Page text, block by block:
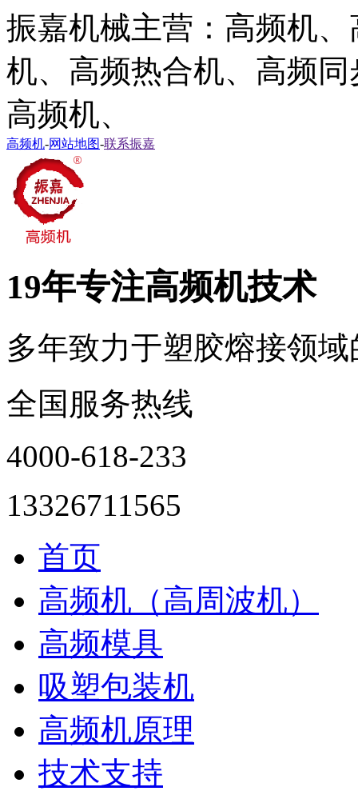
振嘉机械主营：高频机
机、高频热合机、高频
高频机、
高频机-网站地图-联系振嘉
19年专注高频机技术
多年致力于塑胶熔接领
全国服务热线
4000-618-233
13326711565
首页
高频机（高周波机）
高频模具
吸塑包装机
高频机原理
技术支持